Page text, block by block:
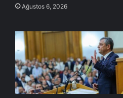
Ağustos 6, 2026